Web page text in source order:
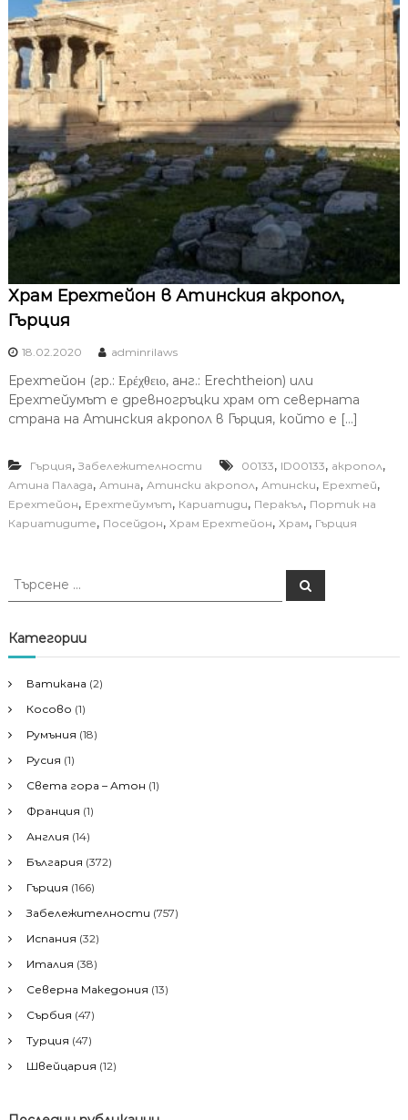
Храм Ерехтейон в Атинския акропол,
Гърция
18.02.2020 adminrilaws
Ерехтейон (гр.: Ερέχθειο, анг.: Erechtheion) или
Ерехтейумът е древногръцки храм от северната
страна на Атинския акропол в Гърция, който е […]
Гърция, Забележителности 00133, ID00133, акропол,
Атина Палада, Атина, Атински акропол, Атински, Ерехтей,
Ерехтейон, Ерехтейумът, Кариатиди, Перакъл, Портик на
Кариатидите, Посейдон, Храм Ерехтейон, Храм, Гърция
Т
с
е
е
з
а
Т
ъ
е
Категории
Ватикана (2)
Косово (1)
Румъния (18)
Русия (1)
Света гора – Атон (1)
Франция (1)
Англия (14)
България (372)
Гърция (166)
Забележителности (757)
Испания (32)
Италия (38)
Северна Македония (13)
Сърбия (47)
Турция (47)
Швейцария (12)